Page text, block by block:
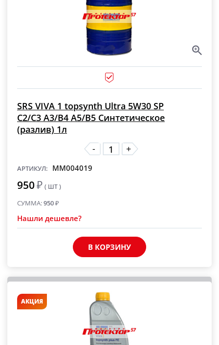
SRS VIVA 1 topsynth Ultra 5W30 SP
C2/C3 A3/B4 A5/B5 Синтетическое
(разлив) 1л
-
+
АРТИКУЛ: MM004019
950₽ ( ШТ )
СУММА:950₽
Нашли дешевле?
В КОРЗИНУ
АКЦИЯ